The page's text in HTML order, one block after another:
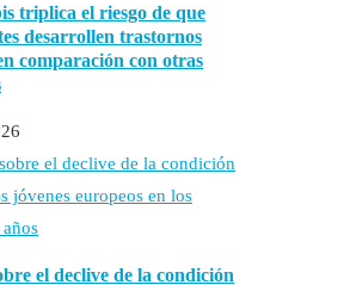
triplica el riesgo de que
desarrollen trastornos
comparación con otras
el declive de la condición